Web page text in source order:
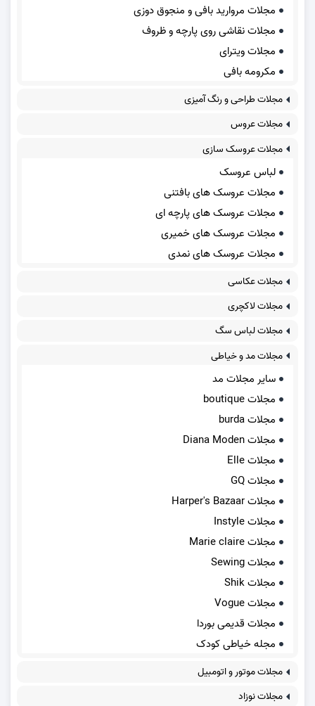
مجلات مروارید بافی و منجوق دوزی
مجلات نقاشی روی پارچه و ظروف
مجلات ویترای
مکرومه بافی
مجلات طراحی و رنگ آمیزی
مجلات عروس
مجلات عروسک سازی
لباس عروسک
مجلات عروسک های بافتنی
مجلات عروسک های پارچه ای
مجلات عروسک های خمیری
مجلات عروسک های نمدی
مجلات عکاسی
مجلات لاکچری
مجلات لباس سگ
مجلات مد و خیاطی
سایر مجلات مد
مجلات boutique
مجلات burda
مجلات Diana Moden
مجلات Elle
مجلات GQ
مجلات Harper's Bazaar
مجلات Instyle
مجلات Marie claire
مجلات Sewing
مجلات Shik
مجلات Vogue
مجلات قدیمی بوردا
مجله خیاطی کودک
مجلات موتور و اتومبیل
مجلات نوزاد